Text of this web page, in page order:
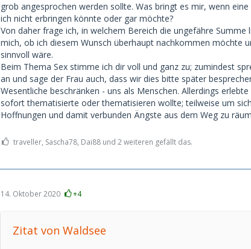
grob angesprochen werden sollte. Was bringt es mir, wenn
ich nicht erbringen könnte oder gar möchte?
Von daher frage ich, in welchem Bereich die ungefähre
mich, ob ich diesem Wunsch überhaupt nachkommen möchte
sinnvoll wäre.
Beim Thema Sex stimme ich dir voll und ganz zu; zumindest
an und sage der Frau auch, dass wir dies bitte später
Wesentliche beschränken - uns als Menschen. Allerdings
sofort thematisierte oder thematisieren wollte; teilweise um
Hoffnungen und damit verbunden Ängste aus dem Weg zu
traveller, Sascha78, Dai88 und 2 weiteren gefällt das.
14. Oktober 2020 +4
Zitat von Waldsee